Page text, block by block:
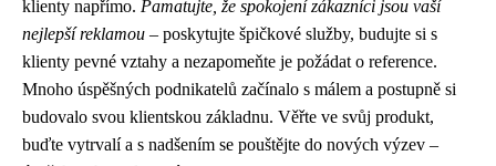
klienty napřímo. Pamatujte, že spokojení zákazníci jsou vaší
nejlepší reklamou – poskytujte špičkové služby, budujte si s
klienty pevné vztahy a nezapomeňte je požádat o reference.
Mnoho úspěšných podnikatelů začínalo s málem a postupně si
budovalo svou klientskou základnu. Věřte ve svůj produkt,
buďte vytrvalí a s nadšením se pouštějte do nových výzev –